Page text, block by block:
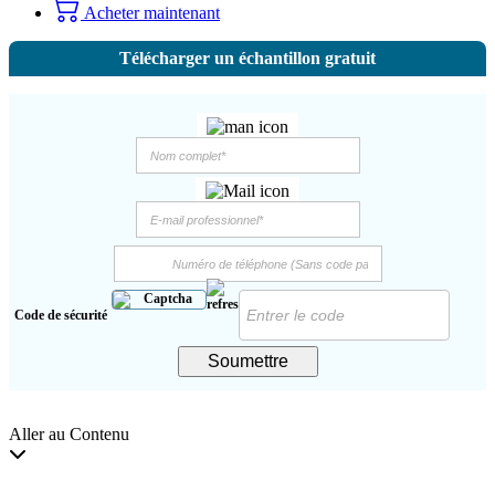
Acheter maintenant
Télécharger un échantillon gratuit
Code de sécurité
Soumettre
Aller au Contenu